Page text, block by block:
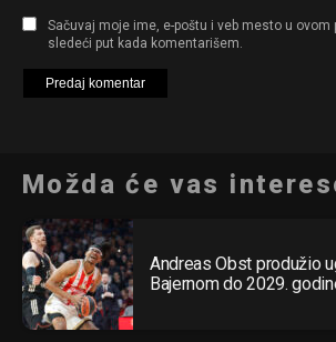
Sačuvaj moje ime, e-poštu i veb mesto u ovom
sledeći put kada komentarišem.
Možda će vas
Andreas Obst produžio
Bajernom do 2029.